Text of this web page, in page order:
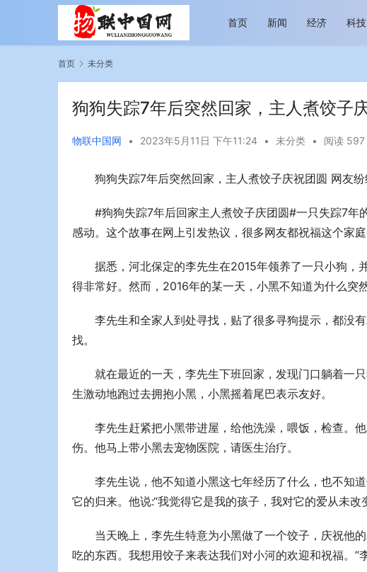
首页 新闻 经济 科技
首页 未分类
狗狗失踪7年后突然回家，主人煮饺子
物联中国网 • 2023年5月11日 下午11:24 • 未分类 • 阅读 597
狗狗失踪7年后突然回家，主人煮饺子庆祝团圆 网友
#狗狗失踪7年后回家主人煮饺子庆团圆#一只失踪7年
感动。这个故事在网上引发热议，很多网友都祝福这个家庭
据悉，河北保定的李先生在2015年领养了一只小狗，
得非常好。然而，2016年的某一天，小黑不知道为什么突然
李先生和全家人到处寻找，贴了很多寻狗提示，都没
找。
就在最近的一天，李先生下班回家，发现门口躺着一
生激动地跑过去拥抱小黑，小黑摇着尾巴表示友好。
李先生赶紧把小黑带进屋，给他洗澡，喂饭，检查。
伤。他马上带小黑去宠物医院，请医生治疗。
李先生说，他不知道小黑这七年经历了什么，也不知
它的归来。他说:“我觉得它是我的孩子，我对它的爱从未
当天晚上，李先生特意为小黑做了一个饺子，庆祝他
吃的东西。我想用饺子来表达我们对小河的欢迎和祝福。”
越览山河 纵情逐梦 新帕拉丁听风之旅即日
今年旅游市场进入恢复